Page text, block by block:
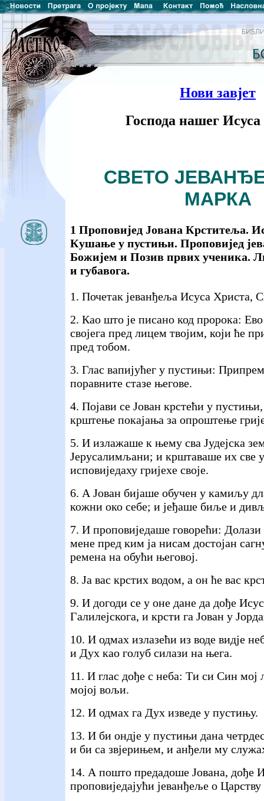
Нови завјет
Господа нашег
СВЕТО
МАРКА
1 Проповијед Јована Крститеља.
Кушање у пустињи. Проповијед
Божијем и Позив првих ученика.
и губавога.
1. Почетак јеванђеља Исуса Христа,
2. Као што је писано код пророка:
својега пред лицем твојим, који ће
пред тобом.
3. Глас вапијућег у пустињи:
поравните стазе његове.
4. Појави се Јован крстећи у
крштење покајања за опроштење
5. И излажаше к њему сва Јудејска
Јерусалимљани; и крштаваше их све
исповиједаху гријехе своје.
6. А Јован бијаше обучен у камиљу
кожни око себе; и јеђаше биље и
7. И проповиједаше говорећи: Долази
мене пред ким ја нисам достојан
ремена на обући његовој.
8. Ја вас крстих водом, а он ће вас
9. И догоди се у оне дане да дође
Галилејскога, и крсти га Јован у
10. И одмах излазећи из воде видје
и Дух као голуб силази на њега.
11. И глас дође с неба: Ти си Син мој
мојој вољи.
12. И одмах га Дух изведе у пустињу.
13. И би ондје у пустињи дана
и би са звјерињем, и анђели му
14. А пошто предадоше Јована, дође
проповиједајући јеванђеље о